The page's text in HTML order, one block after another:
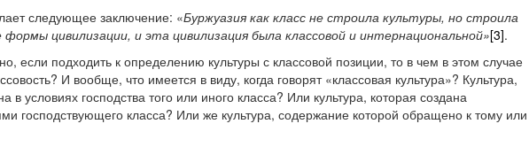
следующее заключение: «Буржуазия как класс не строила культуры, но строила
цивилизации, и эта цивилизация была классовой и интернациональной»[3].
если подходить к определению культуры с классовой позиции, то в чем в этом случае
И вообще, что имеется в виду, когда говорят «классовая культура»? Культура,
в условиях господства того или иного класса? Или культура, которая создана
господствующего класса? Или же культура, содержание которой обращено к тому или